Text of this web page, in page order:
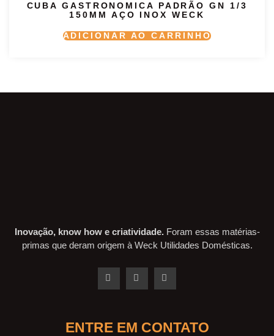
CUBA GASTRONOMICA PADRÃO GN 1/3
150MM AÇO INOX WECK
ADICIONAR AO CARRINHO
Inovação, know how e criatividade. Foram essas matérias-
primas que deram origem à Weck Utilidades Domésticas.
ENTRE EM CONTATO